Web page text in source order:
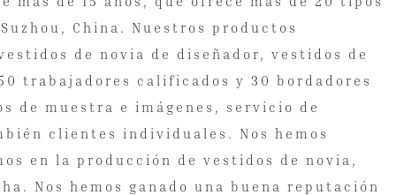
China. Nuestros productos
de novia de diseñador, vestidos de
trabajadores calificados y 30 bordadores
de muestra e imágenes, servicio de
clientes individuales. Nos hemos
en la producción de vestidos de novia,
Nos hemos ganado una buena reputación